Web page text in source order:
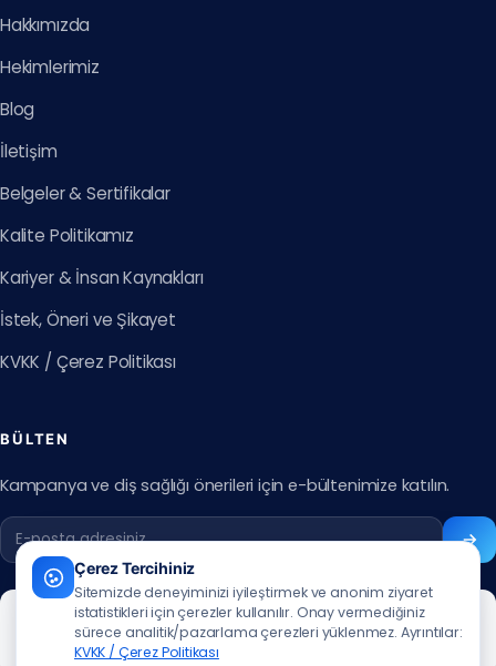
Hakkımızda
Hekimlerimiz
Blog
İletişim
Belgeler & Sertifikalar
Kalite Politikamız
Kariyer & İnsan Kaynakları
İstek, Öneri ve Şikayet
KVKK / Çerez Politikası
BÜLTEN
Kampanya ve diş sağlığı önerileri için e-bültenimize katılın.
Çerez Tercihiniz
Sitemizde deneyiminizi iyileştirmek ve anonim ziyaret
istatistikleri için çerezler kullanılır. Onay vermediğiniz
sürece analitik/pazarlama çerezleri yüklenmez. Ayrıntılar:
KVKK / Çerez Politikası